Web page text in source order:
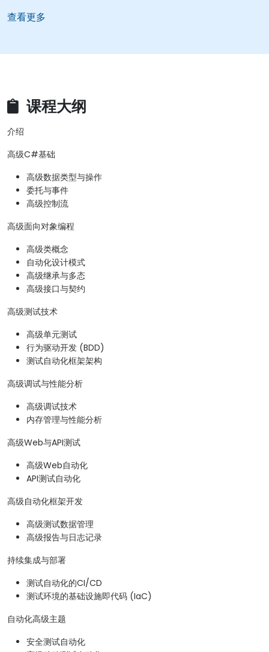
查看更多
课程大纲
介绍
高级C#基础
高级数据类型与操作
委托与事件
高级控制流
高级面向对象编程
高级类概念
自动化设计模式
高级继承与多态
高级接口与契约
高级测试技术
高级单元测试
行为驱动开发 (BDD)
测试自动化框架架构
高级调试与性能分析
高级调试技术
内存管理与性能分析
高级Web与API测试
高级Web自动化
API测试自动化
高级自动化框架开发
高级测试数据管理
高级报告与日志记录
持续集成与部署
测试自动化的CI/CD
测试环境的基础设施即代码 (IaC)
自动化高级主题
安全测试自动化